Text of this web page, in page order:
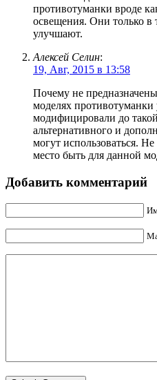
противотуманки вроде
освещения. Они только в
улучшают.
Алексей Селин:
19, Авг, 2015 в 13:58
Почему не
моделях противотуманки
модифицировали до
альтернативного и
могут использоваться.
место быть для данной
Добавить комментарий